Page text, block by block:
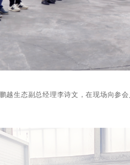
鹏越生态副总经理李诗文，在现场向参会